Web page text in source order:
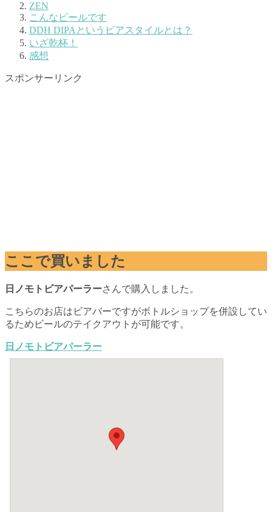
ZEN
こんなビールです
DDH DIPAというビアスタイルとは？
いざ乾杯！
感想
スポンサーリンク
ここで買いました
日ノモトビアパーラーさんで購入しました。
こちらのお店はビアバーですがボトルショップを併設してい
るためビールのテイクアウトが可能です。
日ノモトビアパーラー